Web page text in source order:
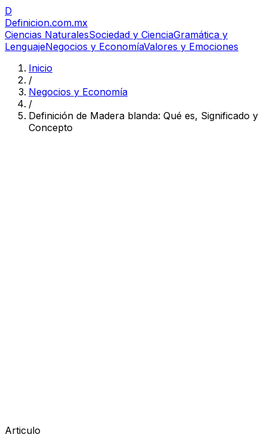
D
Definicion.com.mx
Ciencias NaturalesSociedad y CienciaGramática y
LenguajeNegocios y EconomíaValores y Emociones
Inicio
/
Negocios y Economía
/
Definición de Madera blanda: Qué es, Significado y
Concepto
Articulo